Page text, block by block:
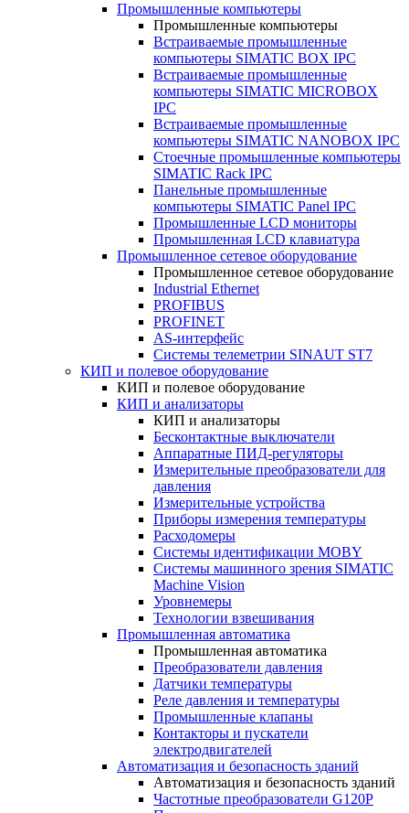
Промышленные компьютеры
Промышленные компьютеры
Встраиваемые промышленные
компьютеры SIMATIC BOX IPC
Встраиваемые промышленные
компьютеры SIMATIC MICROBOX
IPC
Встраиваемые промышленные
компьютеры SIMATIC NANOBOX IPC
Стоечные промышленные компьютеры
SIMATIC Rack IPC
Панельные промышленные
компьютеры SIMATIC Panel IPC
Промышленные LCD мониторы
Промышленная LCD клавиатура
Промышленное сетевое оборудование
Промышленное сетевое оборудование
Industrial Ethernet
PROFIBUS
PROFINET
AS-интерфейс
Системы телеметрии SINAUT ST7
КИП и полевое оборудование
КИП и полевое оборудование
КИП и анализаторы
КИП и анализаторы
Бесконтактные выключатели
Аппаратные ПИД-регуляторы
Измерительные преобразователи для
давления
Измерительные устройства
Приборы измерения температуры
Расходомеры
Системы идентификации MOBY
Системы машинного зрения SIMATIC
Machine Vision
Уровнемеры
Технологии взвешивания
Промышленная автоматика
Промышленная автоматика
Преобразователи давления
Датчики температуры
Реле давления и температуры
Промышленные клапаны
Контакторы и пускатели
электродвигателей
Автоматизация и безопасность зданий
Автоматизация и безопасность зданий
Частотные преобразователи G120P